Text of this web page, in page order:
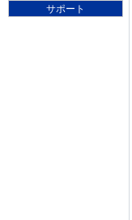
サポート